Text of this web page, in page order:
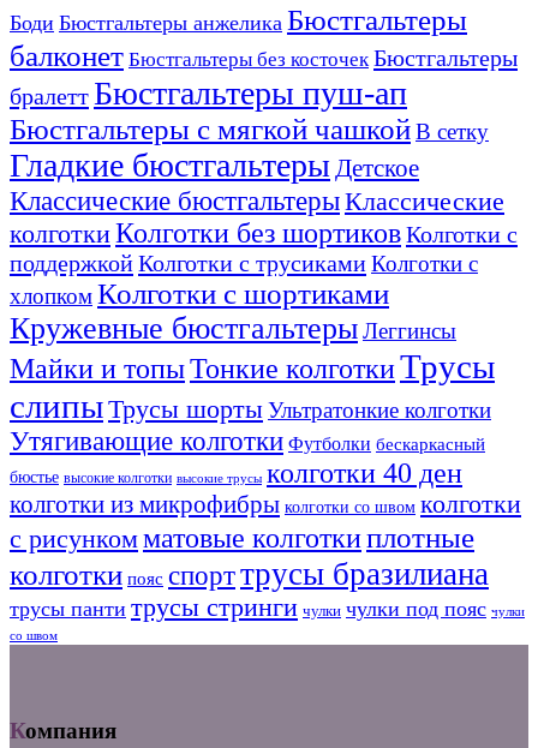
Боди Бюстгальтеры анжелика Бюстгальтеры
балконет Бюстгальтеры без косточек Бюстгальтеры
бралетт Бюстгальтеры пуш-ап
Бюстгальтеры с мягкой чашкойВ сетку
Гладкие бюстгальтеры Детское
Классические бюстгальтерыКлассические
колготкиКолготки без шортиковКолготки с
поддержкойКолготки с трусикамиКолготки с
хлопкомКолготки с шортиками
Кружевные бюстгальтерыЛеггинсы
Майки и топыТонкие колготкиТрусы
слипыТрусы шортыУльтратонкие колготки
Утягивающие колготки Футболки бескаркасный
бюстье высокие колготки высокие трусы колготки 40 ден
колготки из микрофибры колготки со швом колготки
с рисункомматовые колготкиплотные
колготки пояс спорттрусы бразилиана
трусы панти трусы стринги чулки чулки под пояс чулки
со швом
Компания